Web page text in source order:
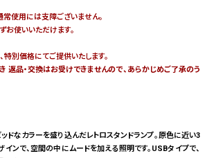
使用には支障ございません。
使いいただけます。
別価格にてご提供いたします。
返品・交換はお受けできませんので、あらかじめご了承のう
ドなカラーを盛り込んだレトロスタンドランプ。原色に近い3
ンで、空間の中にムードを加える照明です。USBタイプで、